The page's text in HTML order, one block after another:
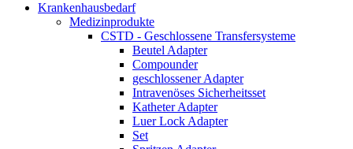
Krankenhausbedarf
Medizinprodukte
CSTD - Geschlossene Transfersysteme
Beutel Adapter
Compounder
geschlossener Adapter
Intravenöses Sicherheitsset
Katheter Adapter
Luer Lock Adapter
Set